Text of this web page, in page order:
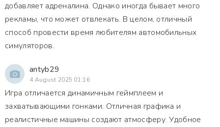
добавляет адреналина. Однако иногда бывает много
рекламы, что может отвлекать. В целом, отличный
способ провести время любителям автомобильных
симуляторов.
antyb29
4 August 2025 01:16
Игра отличается динамичным геймплеем и
захватывающими гонками. Отличная графика и
реалистичные машины создают атмосферу. Удобное